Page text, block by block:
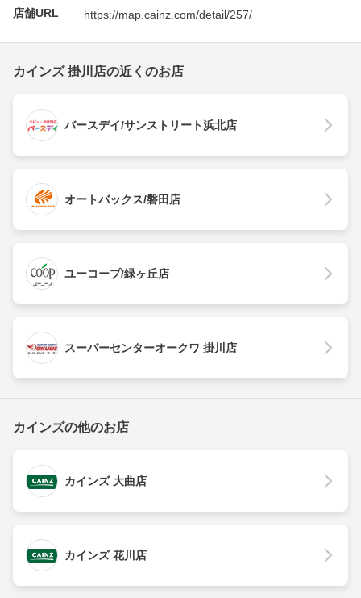
店舗URL https://map.cainz.com/detail/257/
カインズ 掛川店の近くのお店
バースデイ/サンストリート浜北店
オートバックス/磐田店
ユーコープ/緑ヶ丘店
スーパーセンターオークワ 掛川店
カインズの他のお店
カインズ 大曲店
カインズ 花川店